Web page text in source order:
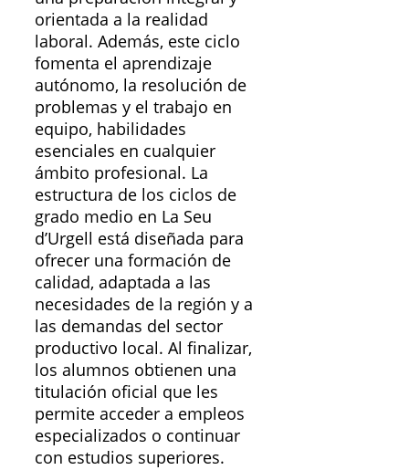
orientada a la realidad
laboral. Además, este ciclo
fomenta el aprendizaje
autónomo, la resolución de
problemas y el trabajo en
equipo, habilidades
esenciales en cualquier
ámbito profesional. La
estructura de los ciclos de
grado medio en La Seu
d’Urgell está diseñada para
ofrecer una formación de
calidad, adaptada a las
necesidades de la región y a
las demandas del sector
productivo local. Al finalizar,
los alumnos obtienen una
titulación oficial que les
permite acceder a empleos
especializados o continuar
con estudios superiores.